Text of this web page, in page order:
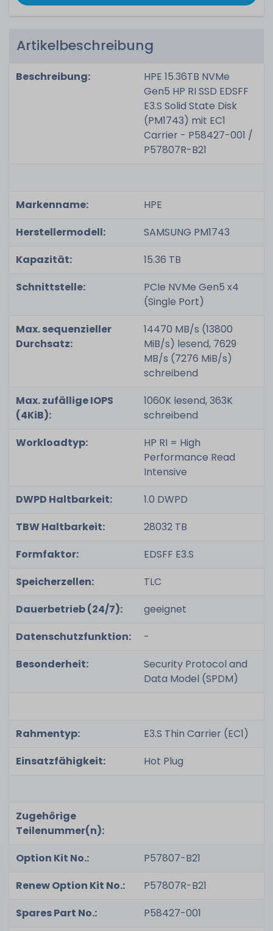
Artikelbeschreibung
Beschreibung:
HPE 15.36TB NVMe
Gen5 HP RI SSD EDSFF
E3.S Solid State Disk
(PM1743) mit EC1
Carrier - P58427-001 /
P57807R-B21
Markenname:
HPE
Herstellermodell:
SAMSUNG PM1743
Kapazität:
15.36 TB
Schnittstelle:
PCIe NVMe Gen5 x4
(Single Port)
Max. sequenzieller
Durchsatz:
14470 MB/s (13800
MiB/s) lesend, 7629
MB/s (7276 MiB/s)
schreibend
Max. zufällige IOPS
(4KiB):
1060K lesend, 363K
schreibend
Workloadtyp:
HP RI = High
Performance Read
Intensive
DWPD Haltbarkeit:
1.0 DWPD
TBW Haltbarkeit:
28032 TB
Formfaktor:
EDSFF E3.S
Speicherzellen:
TLC
Dauerbetrieb (24/7):
geeignet
Datenschutzfunktion:
-
Besonderheit:
Security Protocol and
Data Model (SPDM)
Rahmentyp:
E3.S Thin Carrier (EC1)
Einsatzfähigkeit:
Hot Plug
Zugehörige
Teilenummer(n):
Option Kit No.:
P57807-B21
Renew Option Kit No.:
P57807R-B21
Spares Part No.:
P58427-001